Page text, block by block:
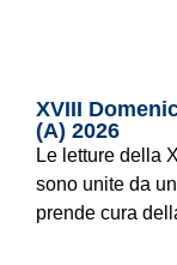
XVIII
(A) 2026
Le letture della
sono unite da
prende cura